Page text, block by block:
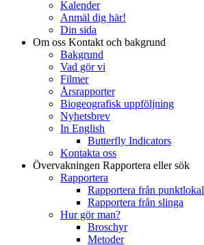
Kalender
Anmäl dig här!
Din sida
Om oss Kontakt och bakgrund
Bakgrund
Vad gör vi
Filmer
Årsrapporter
Biogeografisk uppföljning
Nyhetsbrev
In English
Butterfly Indicators
Kontakta oss
Övervakningen Rapportera eller sök
Rapportera
Rapportera från punktlokal
Rapportera från slinga
Hur gör man?
Broschyr
Metoder